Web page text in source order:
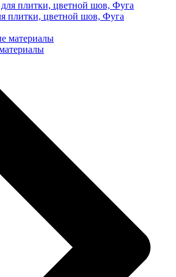
плитки, цветной шов, Фуга